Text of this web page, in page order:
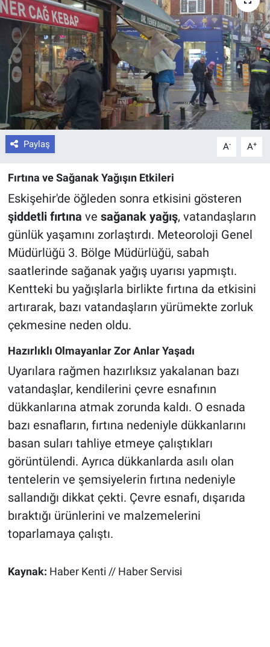
Paylaş A- A+
Fırtına ve Sağanak Yağışın Etkileri
Eskişehir'de öğleden sonra etkisini gösteren
şiddetli fırtına ve sağanak yağış, vatandaşların
günlük yaşamını zorlaştırdı. Meteoroloji Genel
Müdürlüğü 3. Bölge Müdürlüğü, sabah
saatlerinde sağanak yağış uyarısı yapmıştı.
Kentteki bu yağışlarla birlikte fırtına da etkisini
artırarak, bazı vatandaşların yürümekte zorluk
çekmesine neden oldu.
Hazırlıklı Olmayanlar Zor Anlar Yaşadı
Uyarılara rağmen hazırlıksız yakalanan bazı
vatandaşlar, kendilerini çevre esnafının
dükkanlarına atmak zorunda kaldı. O esnada
bazı esnafların, fırtına nedeniyle dükkanlarını
basan suları tahliye etmeye çalıştıkları
görüntülendi. Ayrıca dükkanlarda asılı olan
tentelerin ve şemsiyelerin fırtına nedeniyle
sallandığı dikkat çekti. Çevre esnafı, dışarıda
bıraktığı ürünlerini ve malzemelerini
toparlamaya çalıştı.
Kaynak: Haber Kenti // Haber Servisi